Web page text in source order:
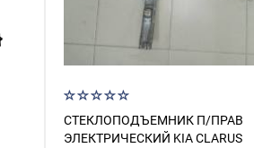
СТЕКЛОПОДЪЕМНИК П/ПРАВ
ЭЛЕКТРИЧЕСКИЙ KIA CLARUS